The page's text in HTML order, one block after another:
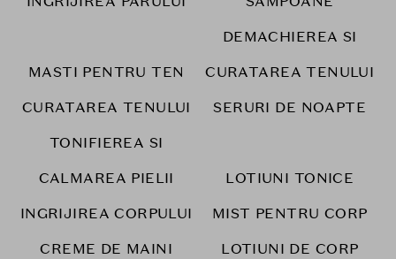
MASTI PENTRU TEN
DEMACHIEREA SI
CURATAREA TENULUI
CURATAREA TENULUI
SERURI DE NOAPTE
TONIFIEREA SI
CALMAREA PIELII
LOTIUNI TONICE
INGRIJIREA CORPULUI
MIST PENTRU CORP
CREME DE MAINI
LOTIUNI DE CORP